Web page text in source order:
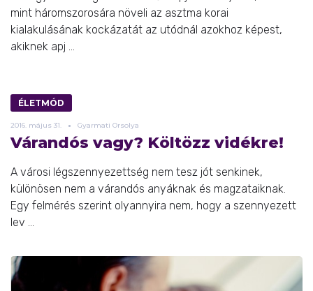
mint háromszorosára növeli az asztma korai
kialakulásának kockázatát az utódnál azokhoz képest,
akiknek apj ...
ÉLETMÓD
2016. május 31. Gyarmati Orsolya
Várandós vagy? Költözz vidékre!
A városi légszennyezettség nem tesz jót senkinek,
különösen nem a várandós anyáknak és magzataiknak.
Egy felmérés szerint olyannyira nem, hogy a szennyezett
lev ...